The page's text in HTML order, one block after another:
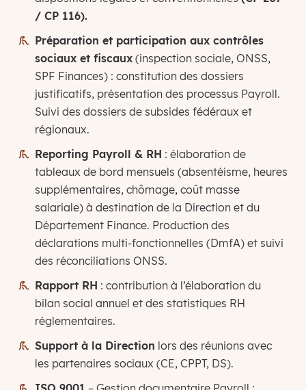
/ CP 116).
Préparation et participation aux contrôles
sociaux et fiscaux(inspection sociale, ONSS,
SPF Finances) : constitution des dossiers
justificatifs, présentation des processus Payroll.
Suivi des dossiers de subsides fédéraux et
régionaux.
Reporting Payroll & RH : élaboration de
tableaux de bord mensuels (absentéisme, heures
supplémentaires, chômage, coût masse
salariale) à destination de la Direction et du
Département Finance. Production des
déclarations multi-fonctionnelles (DmfA) et suivi
des réconciliations ONSS.
Rapport RH : contribution à l’élaboration du
bilan social annuel et des statistiques RH
réglementaires.
Support à la Direction lors des réunions avec
les partenaires sociaux (CE, CPPT, DS).